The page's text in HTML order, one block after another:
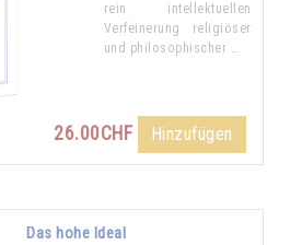
rein intellektuellen
Verfeinerung religiöser
und philosophischer …
26.00CHF Hinzufügen
Das hohe Ideal